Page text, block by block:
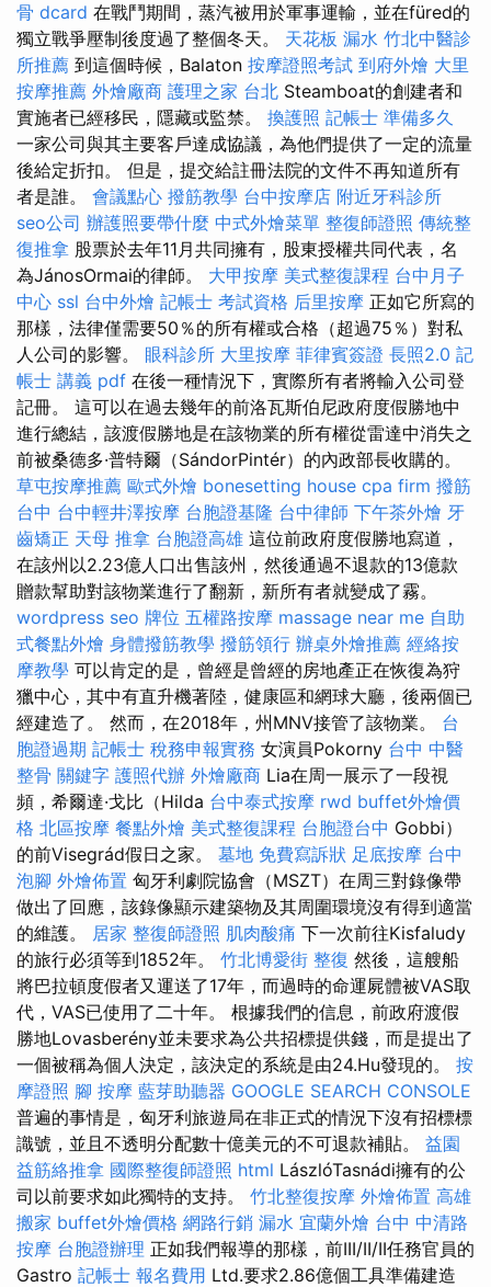
骨 dcard 在戰鬥期間，蒸汽被用於軍事運輸，並在füred的
獨立戰爭壓制後度過了整個冬天。 天花板 漏水 竹北中醫診
所推薦 到這個時候，Balaton 按摩證照考試 到府外燴 大里
按摩推薦 外燴廠商 護理之家 台北 Steamboat的創建者和
實施者已經移民，隱藏或監禁。 換護照 記帳士 準備多久
一家公司與其主要客戶達成協議，為他們提供了一定的流量
後給定折扣。 但是，提交給註冊法院的文件不再知道所有
者是誰。 會議點心 撥筋教學 台中按摩店 附近牙科診所
seo公司 辦護照要帶什麼 中式外燴菜單 整復師證照 傳統整
復推拿 股票於去年11月共同擁有，股東授權共同代表，名
為JánosOrmai的律師。 大甲按摩 美式整復課程 台中月子
中心 ssl 台中外燴 記帳士 考試資格 后里按摩 正如它所寫的
那樣，法律僅需要50％的所有權或合格（超過75％）對私
人公司的影響。 眼科診所 大里按摩 菲律賓簽證 長照2.0 記
帳士 講義 pdf 在後一種情況下，實際所有者將輸入公司登
記冊。 這可以在過去幾年的前洛瓦斯伯尼政府度假勝地中
進行總結，該渡假勝地是在該物業的所有權從雷達中消失之
前被桑德多·普特爾（SándorPintér）的內政部長收購的。
草屯按摩推薦 歐式外燴 bonesetting house cpa firm 撥筋
台中 台中輕井澤按摩 台胞證基隆 台中律師 下午茶外燴 牙
齒矯正 天母 推拿 台胞證高雄 這位前政府度假勝地寫道，
在該州以2.23億人口出售該州，然後通過不退款的13億款
贈款幫助對該物業進行了翻新，新所有者就變成了霧。
wordpress seo 牌位 五權路按摩 massage near me 自助
式餐點外燴 身體撥筋教學 撥筋領行 辦桌外燴推薦 經絡按
摩教學 可以肯定的是，曾經是曾經的房地產正在恢復為狩
獵中心，其中有直升機著陸，健康區和網球大廳，後兩個已
經建造了。 然而，在2018年，州MNV接管了該物業。 台
胞證過期 記帳士 稅務申報實務 女演員Pokorny 台中 中醫
整骨 關鍵字 護照代辦 外燴廠商 Lia在周一展示了一段視
頻，希爾達·戈比（Hilda 台中泰式按摩 rwd buffet外燴價
格 北區按摩 餐點外燴 美式整復課程 台胞證台中 Gobbi）
的前Visegrád假日之家。 墓地 免費寫訴狀 足底按摩 台中
泡腳 外燴佈置 匈牙利劇院協會（MSZT）在周三對錄像帶
做出了回應，該錄像顯示建築物及其周圍環境沒有得到適當
的維護。 居家 整復師證照 肌肉酸痛 下一次前往Kisfaludy
的旅行必須等到1852年。 竹北博愛街 整復 然後，這艘船
將巴拉頓度假者又運送了17年，而過時的命運屍體被VAS取
代，VAS已使用了二十年。 根據我們的信息，前政府渡假
勝地Lovasberény並未要求為公共招標提供錢，而是提出了
一個被稱為個人決定，該決定的系統是由24.Hu發現的。 按
摩證照 腳 按摩 藍芽助聽器 GOOGLE SEARCH CONSOLE
普遍的事情是，匈牙利旅遊局在非正式的情況下沒有招標標
識號，並且不透明分配數十億美元的不可退款補貼。 益園
益筋絡推拿 國際整復師證照 html LászlóTasnádi擁有的公
司以前要求如此獨特的支持。 竹北整復按摩 外燴佈置 高雄
搬家 buffet外燴價格 網路行銷 漏水 宜蘭外燴 台中 中清路
按摩 台胞證辦理 正如我們報導的那樣，前III/II/II任務官員的
Gastro 記帳士 報名費用 Ltd.要求2.86億個工具準備建造